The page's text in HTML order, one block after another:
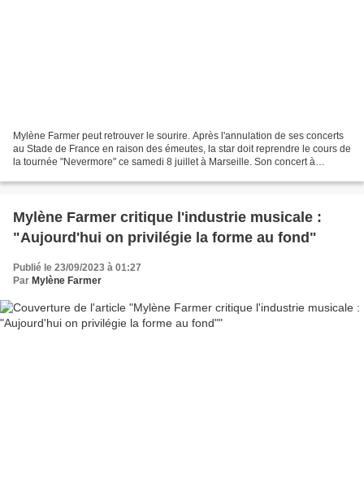
Mylène Farmer peut retrouver le sourire. Après l'annulation de ses concerts
au Stade de France en raison des émeutes, la star doit reprendre le cours de
la tournée "Nevermore" ce samedi 8 juillet à Marseille. Son concert à
Mylène Farmer critique l'industrie musicale :
"Aujourd'hui on privilégie la forme au fond"
Publié le 23/09/2023 à 01:27
Par Mylène Farmer